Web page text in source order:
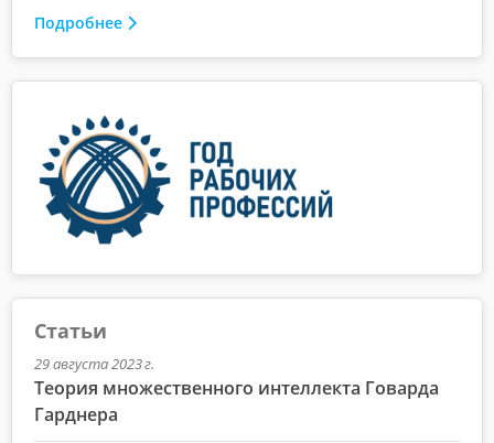
Подробнее
Статьи
29 августа 2023 г.
Теория множественного интеллекта Говарда
Гарднера